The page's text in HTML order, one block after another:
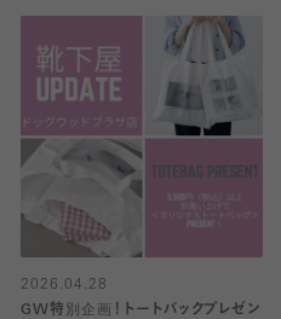
2026.04.28
GW特別企画！トートバックプレゼン